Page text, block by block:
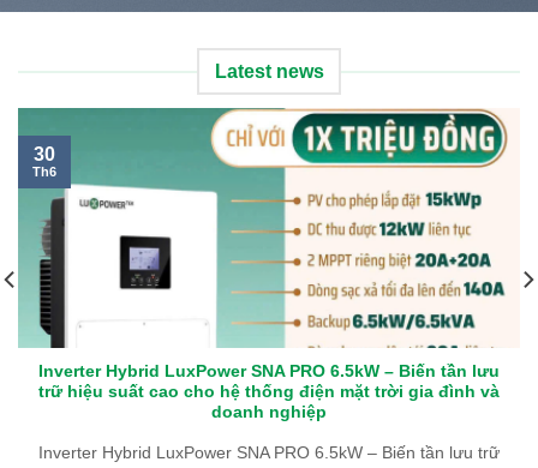
Latest news
Inverter Hybrid LuxPower SNA PRO 6.5kW – Biến tần lưu
trữ hiệu suất cao cho hệ thống điện mặt trời gia đình và
doanh nghiệp
Inverter Hybrid LuxPower SNA PRO 6.5kW – Biến tần lưu trữ
30
Th6